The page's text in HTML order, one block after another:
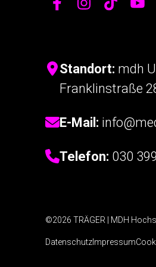
Standort: mdh
Franklinstraße
E-Mail:
Telefon: 030
©2026 TRÄGER | MDH
Datenschutz Impressum